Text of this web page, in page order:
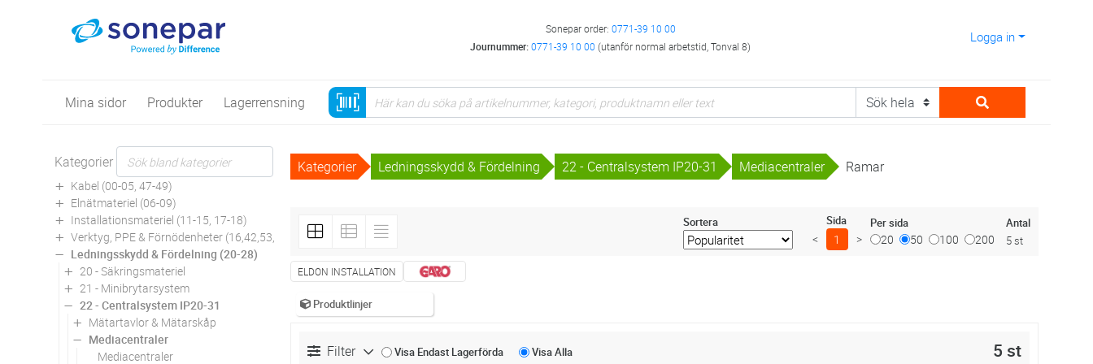
Sonepar order: 0771-39 10 00
Journummer:0771-39 10 00 (utanför normal arbetstid, Tonval 8)
Logga in
Mina sidor Produkter Lagerrensning
Kategorier
Kabel (00-05, 47-49)
Elnätmateriel (06-09)
Installationsmateriel (11-15, 17-18)
Verktyg, PPE & Förnödenheter (16,42,53,94)
Ledningsskydd & Fördelning (20-28)
20 - Säkringsmateriel
21 - Minibrytarsystem
22 - Centralsystem IP20-31
Mätartavlor & Mätarskåp
Mediacentraler
Mediacentraler
Kategorier Ledningsskydd & Fördelning 22 - Centralsystem IP20-31 Mediacentraler Ramar
Sortera Sida
< 1 >
Per sida
20 50 100 200
Antal
5 st
ELDON INSTALLATION
Produktlinjer
Filter Visa Endast Lagerförda VisaAlla 5 st